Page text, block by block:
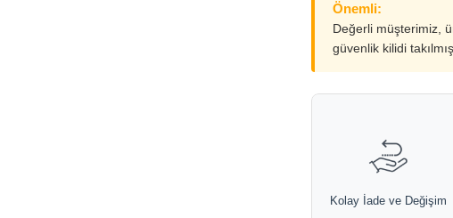
Önemli:
Değerli müşterimiz,
güvenlik kilidi
Kolay İade ve Değişim